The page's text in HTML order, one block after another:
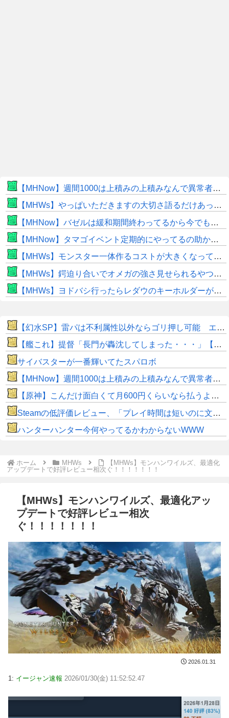
【MHNow】週間1000は上積みの上積みなんで異常者です
【MHWs】やっぱいただきますの大切さ語るだけあって飯のこだわり凄いよね
【MHNow】バゼルは緩和期間終わってるから今でもとんでもない数必要なんじゃない？
【MHNow】タマゴイベント定期的にやってるの助かるよね
【MHWs】モンスター一体作るコストが大きくなっている昨今でこそ亜種に頼るべきだよな
【MHWs】鍔迫り合いでオメガの強さ見せられるやつ一番すき
【MHWs】ヨドバシ行ったらレダウのキーホルダーが100円で売ってて草
【幻水SP】雷パは不利属性以外ならゴリ押し可能 エギル・ラグナル・キカが強力
【艦これ】提督「長門が轟沈してしまった・・・」【SS】
サイバスターが一番輝いてたスパロボ
【MHNow】週間1000は上積みの上積みなんで異常者です
【原神】こんだけ面白くて月600円くらいなら払うよな。
Steamの低評価レビュー、「プレイ時間は短いのに文章は長い」という謎の傾向が分析で浮き彫りに
ハンターハンター今何やってるかわからないWWW
ホーム MHWs
【MHWs】モンハンワイルズ、最適化
アップデートで好評レビュー相次ぐ！！！！！！！
【MHWs】モンハンワイルズ、最適化アッ
プデートで好評レビュー相次
ぐ！！！！！！！
2026.01.31
1: イージャン速報 2026/01/30(金) 11:52:52.47